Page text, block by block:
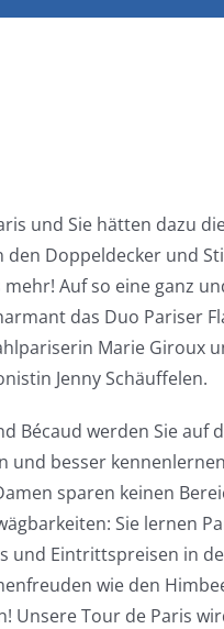
und Sie hätten dazu
Doppeldecker und
Auf so eine ganz
das Duo Pariser
Marie Giroux
Jenny Schäuffelen.
Bécaud werden Sie auf
und besser
sparen keinen
Sie lernen
und Eintrittspreisen in
wie den
Unsere Tour de Paris